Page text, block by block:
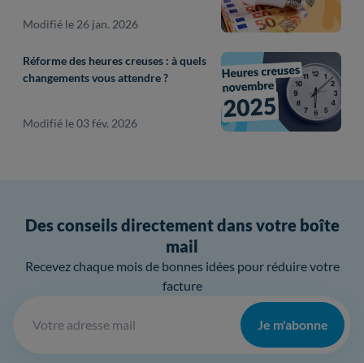
Modifié le 26 jan. 2026
Réforme des heures creuses : à quels
changements vous attendre ?
Modifié le 03 fév. 2026
Des conseils directement dans votre boîte
mail
Recevez chaque mois de bonnes idées pour réduire votre
facture
Je m'abonne